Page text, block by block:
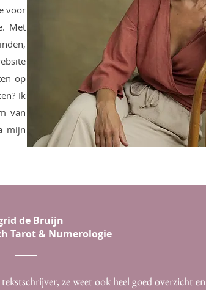
voor
Met
op
Ik
van
mijn
de Bruijn
Tarot & Numerologie
ze weet ook heel goed overzicht en